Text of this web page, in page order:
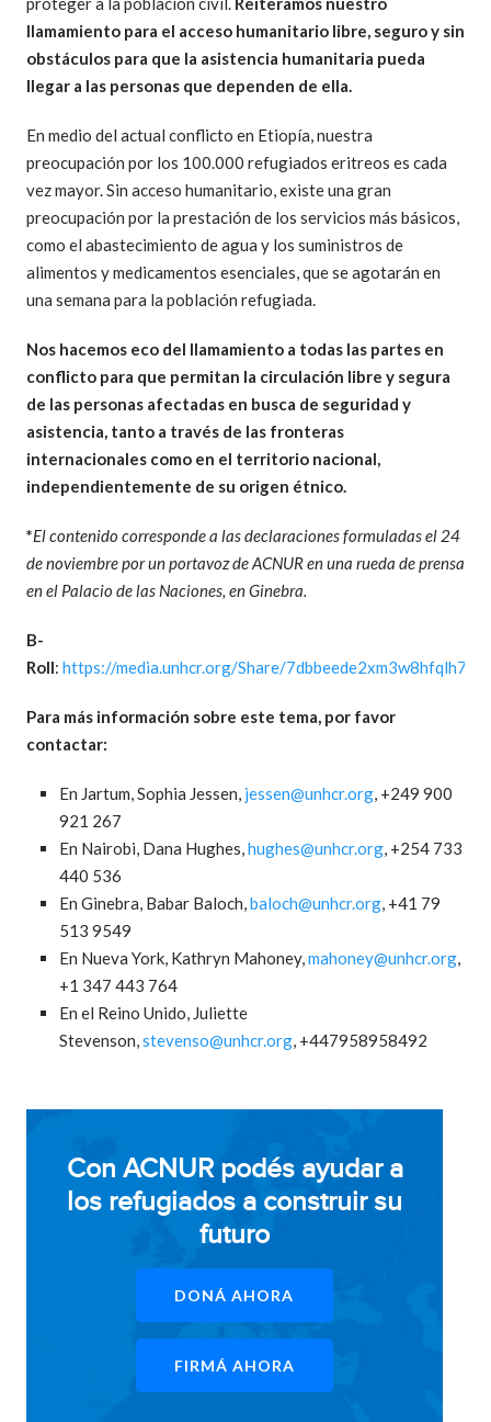
llamamiento para el acceso humanitario libre, seguro y sin
obstáculos para que la asistencia humanitaria pueda
llegar a las personas que dependen de ella.
En medio del actual conflicto en Etiopía, nuestra
preocupación por los 100.000 refugiados eritreos es cada
vez mayor. Sin acceso humanitario, existe una gran
preocupación por la prestación de los servicios más básicos,
como el abastecimiento de agua y los suministros de
alimentos y medicamentos esenciales, que se agotarán en
una semana para la población refugiada.
Nos hacemos eco del llamamiento a todas las partes en
conflicto para que permitan la circulación libre y segura
de las personas afectadas en busca de seguridad y
asistencia, tanto a través de las fronteras
internacionales como en el territorio nacional,
independientemente de su origen étnico.
*El contenido corresponde a las declaraciones formuladas el 24
de noviembre por un portavoz de ACNUR en una rueda de prensa
en el Palacio de las Naciones, en Ginebra.
B-
Roll: https://media.unhcr.org/Share/
Para más información sobre este tema, por favor
contactar:
En Jartum, Sophia Jessen, jessen@unhcr.org, +249 900
921 267
En Nairobi, Dana Hughes,hughes@unhcr.org, +254 733
440 536
En Ginebra, Babar Baloch,baloch@unhcr.org, +41 79
513 9549
En Nueva York, Kathryn Mahoney,mahoney@unhcr.org,
+1 347 443 764
En el Reino Unido, Juliette
Stevenson,stevenso@unhcr.org, +447958958492
Con ACNUR podés ayudar a
los refugiados a construir su
futuro
DONÁ AHORA
FIRMÁ AHORA